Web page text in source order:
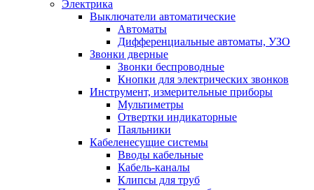
Электрика
Выключатели автоматические
Автоматы
Дифференциальные автоматы, УЗО
Звонки дверные
Звонки беспроводные
Кнопки для электрических звонков
Инструмент, измерительные приборы
Мультиметры
Отвертки индикаторные
Паяльники
Кабеленесущие системы
Вводы кабельные
Кабель-каналы
Клипсы для труб